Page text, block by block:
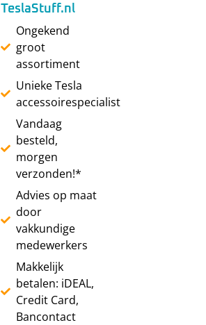
TeslaStuff.nl
Ongekend
groot
assortiment
Unieke Tesla
accessoirespecialist
Vandaag
besteld,
morgen
verzonden!*
Advies op maat
door
vakkundige
medewerkers
Makkelijk
betalen: iDEAL,
Credit Card,
Bancontact